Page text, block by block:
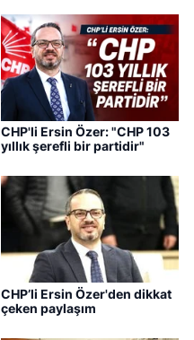
CHP'li Ersin Özer: "CHP 103
yıllık şerefli bir partidir"
CHP’li Ersin Özer'den dikkat
çeken paylaşım